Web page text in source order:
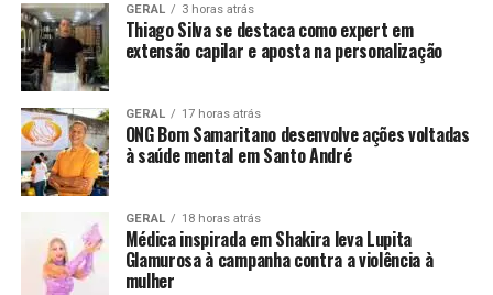
GERAL 3 horas atrás
Thiago Silva se destaca como expert em
extensão capilar e aposta na personalização
GERAL 17 horas atrás
ONG Bom Samaritano desenvolve ações voltadas
à saúde mental em Santo André
GERAL 18 horas atrás
Médica inspirada em Shakira leva Lupita
Glamurosa à campanha contra a violência à
mulher